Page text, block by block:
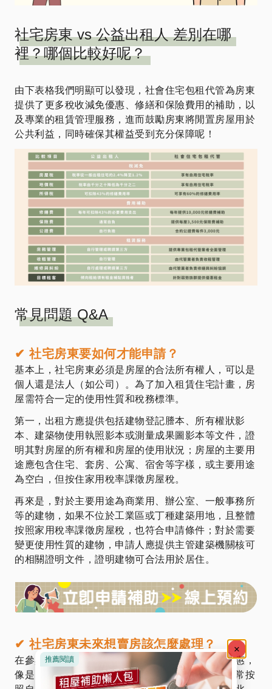
社宅房東 vs 公益出租人 差別在哪
裡？哪個比較好呢？
由下表格我們明顯可以發現，社會住宅包租代管為房東
提供了更多稅收減免優惠、修繕和保險費用的補助，以
及專業的租賃管理服務，進而鼓勵房東將閒置房屋用於
公共利益，同時確保其權益受到充分保障呢！
常見問題 Q&A
✔ 社宅房東要如何才能申請？
基本上，社宅房東必須是房屋的合法所有權人，可以是
個人還是法人（如公司）。為了加入租賃住宅計畫，房
屋需符合一定的使用性質和稅務標準。
第一，出租方應提供包括建物登記謄本、所有權狀影
本、建築物使用執照影本或測量成果圖影本等文件，證
明其對房屋的所有權和房屋的使用狀況；房屋的主要用
途應包含住宅、套房、公寓、宿舍等字樣，或主要用途
為空白，但按住家用稅率課徵房屋稅。
再來是，對於主要用途為商業用、辦公室、一般事務所
等的建物，如果不位於工業區或丁種建築用地，且整體
按照家用稅率課徵房屋稅，也符合申請條件；對於需要
變更使用性質的建物，申請人應提供主管建築機關核可
的相關證明文件，證明建物可合法用於居住。
✔ 社宅房東未來想賣房該怎麼處理？
在參與社會住宅方案期間，房東享受顯著的稅收優惠，
像是，房屋稅和地價稅的減免。具體來說，稅收通常按